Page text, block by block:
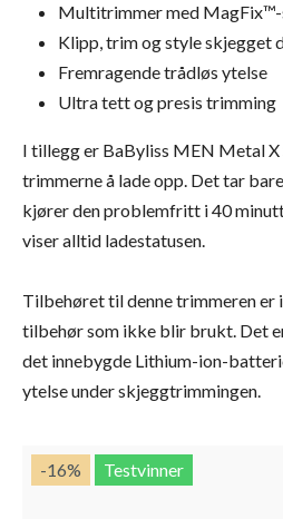
Multitrimmer med
Klipp, trim og style skjegget
Fremragende trådløs ytelse
Ultra tett og presis trimming
I tillegg er BaByliss MEN Metal X
trimmerne å lade opp. Det tar
kjører den problemfritt i 40
viser alltid ladestatusen.
Tilbehøret til denne trimmeren
tilbehør som ikke blir brukt. Det
det innebygde Lithium-ion-
ytelse under skjeggtrimmingen.
-16% Testvinner